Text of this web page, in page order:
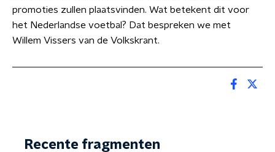
promoties zullen plaatsvinden. Wat betekent dit voor
het Nederlandse voetbal? Dat bespreken we met
Willem Vissers van de Volkskrant.
Recente fragmenten